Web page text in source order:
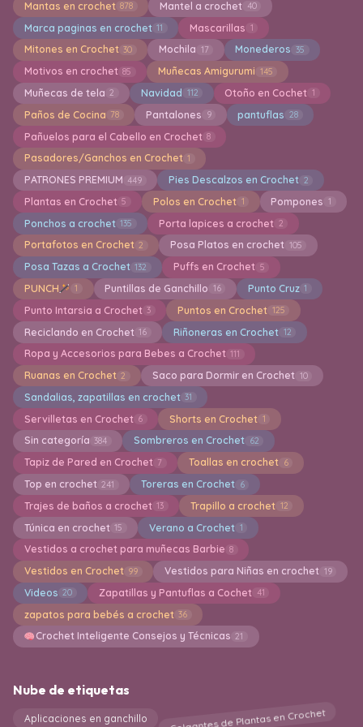
Mantas en crochet 878 Mantel a crochet 40
Marca paginas en crochet 11 Mascarillas 1
Mitones en Crochet 30 Mochila 17 Monederos 35
Motivos en crochet 85 Muñecas Amigurumi 145
Muñecas de tela 2 Navidad 112 Otoño en Cochet 1
Paños de Cocina 78 Pantalones 9 pantuflas 28
Pañuelos para el Cabello en Crochet 8
Pasadores/Ganchos en Crochet 1
PATRONES PREMIUM 449 Pies Descalzos en Crochet 2
Plantas en Crochet 5 Polos en Crochet 1 Pompones 1
Ponchos a crochet 135 Porta lapices a crochet 2
Portafotos en Crochet 2 Posa Platos en crochet 105
Posa Tazas a Crochet 132 Puffs en Crochet 5
PUNCH 1 Puntillas de Ganchillo 16 Punto Cruz 1
Punto Intarsia a Crochet 3 Puntos en Crochet 125
Reciclando en Crochet 16 Riñoneras en Crochet 12
Ropa y Accesorios para Bebes a Crochet 111
Ruanas en Crochet 2 Saco para Dormir en Crochet 10
Sandalias, zapatillas en crochet 31
Servilletas en Crochet 6 Shorts en Crochet 1
Sin categoría 384 Sombreros en Crochet 62
Tapiz de Pared en Crochet 7 Toallas en crochet 6
Top en crochet 241 Toreras en Crochet 6
Trajes de baños a crochet 13 Trapillo a crochet 12
Túnica en crochet 15 Verano a Crochet 1
Vestidos a crochet para muñecas Barbie 8
Vestidos en Crochet 99 Vestidos para Niñas en crochet 19
Videos 20 Zapatillas y Pantuflas a Cochet 41
zapatos para bebés a crochet 36
Crochet Inteligente Consejos y Técnicas 21
Nube de etiquetas
Aplicaciones en ganchillo